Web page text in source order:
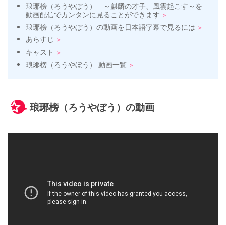
琅琊榜（ろうやぼう） ～麒麟の才子、風雲起こす～を
動画配信でカンタンに見ることができます
琅琊榜（ろうやぼう）の動画を日本語字幕で見るには
あらすじ
キャスト
琅琊榜（ろうやぼう） 動画一覧
琅琊榜（ろうやぼう）の動画